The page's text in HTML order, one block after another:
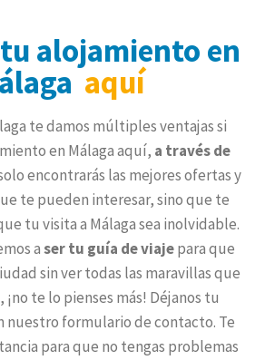
alojamiento en
aquí
te damos múltiples ventajas si
en Málaga aquí, a través de
encontrarás las mejores ofertas y
te pueden interesar, sino que te
tu visita a Málaga sea inolvidable.
aser tu guía de viajepara que
sin ver todas las maravillas que
¡no te lo pienses más! Déjanos tu
nuestro formulario de contacto. Te
para que no tengas problemas